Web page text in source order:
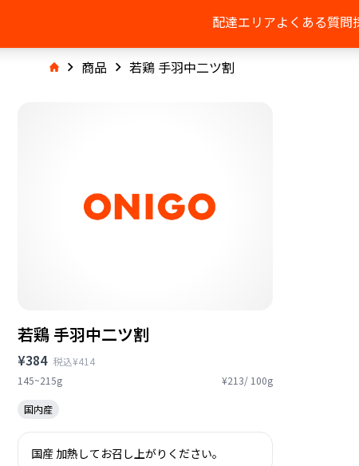
配達エリアよくある質問
商品 若鶏 手羽中二ツ割
若鶏 手羽中二ツ割
¥384 税込¥414
145~215g
¥213/ 100g
国内産
国産 加熱してお召し上がりください。